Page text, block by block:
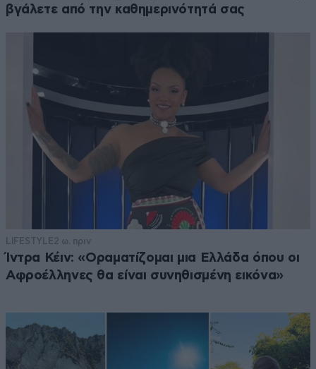
βγάλετε από την καθημερινότητά σας
LIFESTYLE 2 ω. πριν
Ίντρα Κέιν: «Οραματίζομαι μια Ελλάδα όπου οι
Αφροέλληνες θα είναι συνηθισμένη εικόνα»